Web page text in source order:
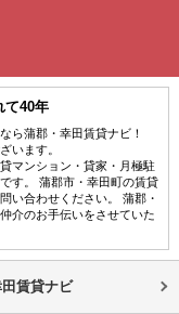
て40年
ら蒲郡・幸田賃貸ナビ！
います。
マンション・貸家・月極駐
す。 蒲郡市・幸田町の賃貸
い合わせください。 蒲郡・
介のお手伝いをさせていた
賃貸ナビ